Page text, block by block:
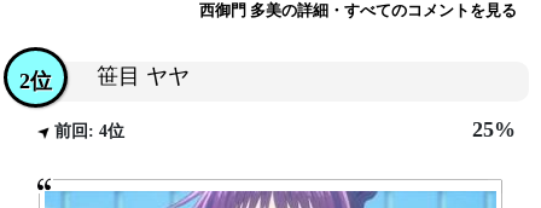
西御門 多美の詳細・すべてのコメントを見る
笹目 ヤヤ
2位
前回: 4位 25%